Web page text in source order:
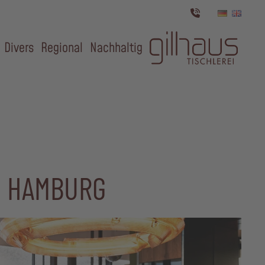
Divers Regional Nachhaltig